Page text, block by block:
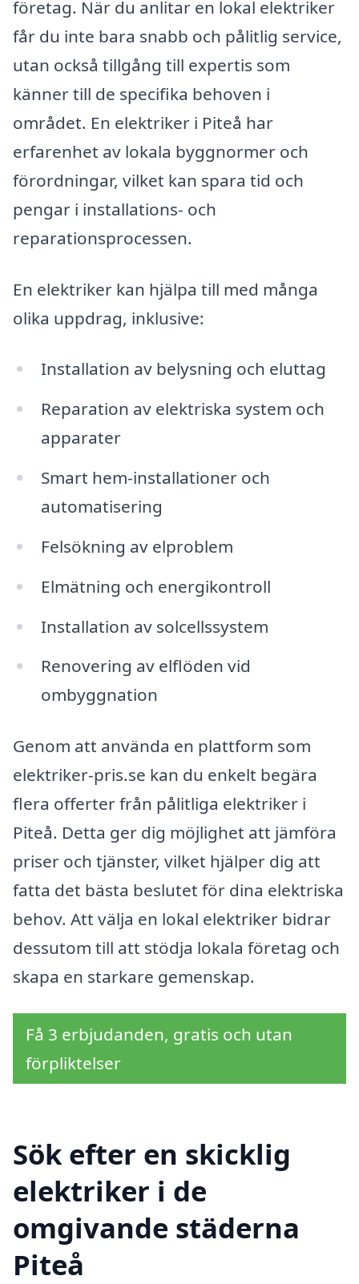
företag. När du anlitar en lokal elektriker
får du inte bara snabb och pålitlig service,
utan också tillgång till expertis som
känner till de specifika behoven i
området. En elektriker i Piteå har
erfarenhet av lokala byggnormer och
förordningar, vilket kan spara tid och
pengar i installations- och
reparationsprocessen.
En elektriker kan hjälpa till med många
olika uppdrag, inklusive:
Installation av belysning och eluttag
Reparation av elektriska system och
apparater
Smart hem-installationer och
automatisering
Felsökning av elproblem
Elmätning och energikontroll
Installation av solcellssystem
Renovering av elflöden vid
ombyggnation
Genom att använda en plattform som
elektriker-pris.se kan du enkelt begära
flera offerter från pålitliga elektriker i
Piteå. Detta ger dig möjlighet att jämföra
priser och tjänster, vilket hjälper dig att
fatta det bästa beslutet för dina elektriska
behov. Att välja en lokal elektriker bidrar
dessutom till att stödja lokala företag och
skapa en starkare gemenskap.
Få 3 erbjudanden, gratis och utan
förpliktelser
Sök efter en skicklig
elektriker i de
omgivande städerna
Piteå